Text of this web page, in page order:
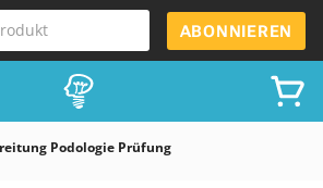
ABONNIEREN
Podologie Prüfung